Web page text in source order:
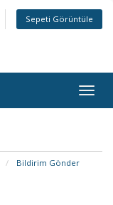
Sepeti Görüntüle
Bildirim Gönder